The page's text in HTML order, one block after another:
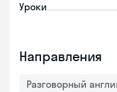
Уроки
Направления
Разговорный